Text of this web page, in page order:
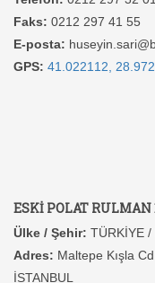
Faks: 0212 297 41 55
E-posta:
GPS: 41.022112,
ESKİ POLAT RULMAN
Ülke / Şehir: TÜRKİYE /
Adres: Maltepe Kışla
İSTANBUL